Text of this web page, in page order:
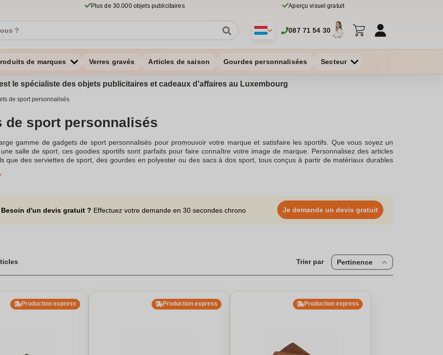
Plus de 30.000 objets publicitaires Aperçu visuel gratuit
087 71 54 30
de marques Verres gravés Articles de saison Gourdes personnalisées Secteur
le spécialiste des objets publicitaires et cadeaux d'affaires au Luxembourg
de sport personnalisés
de sport personnalisés
gamme de gadgets de sport personnalisés pour promouvoir votre marque et satisfaire les sportifs. Que vous soyez un
salle de sport, ces goodies sportifs sont parfaits pour faire connaître votre image de marque. Personnalisez des articles
que des serviettes de sport, des gourdes en polyester ou des sacs à dos sport, tous conçus à partir de matériaux durables
objets publicitaires et cadeaux sportifs personnalisés, tels que les accessoires de supporter ou les vêtements de sport, sont
sur les bracelets en silicone ou choisissez la gravure laser pour une personnalisation optimale.Les gadgets de sport, tels
connectées ou les tapis de yoga personnalisés, sont des cadeaux sportifs innovants. La personnalisation est possible grâce à
comme la sublimation ou la tampographie, permettant de créer des goodies uniques. Ces gadgets promotionnels
offrir confort et performance, tout en arborant fièrement votre logo.Si vous organisez un événement, personnaliser vos
Besoin d'un devis gratuit ? Effectuez votre demande en 30 secondes chrono Je demande un devis gratuit
Trier par Pertinence
Production express Production express Production express